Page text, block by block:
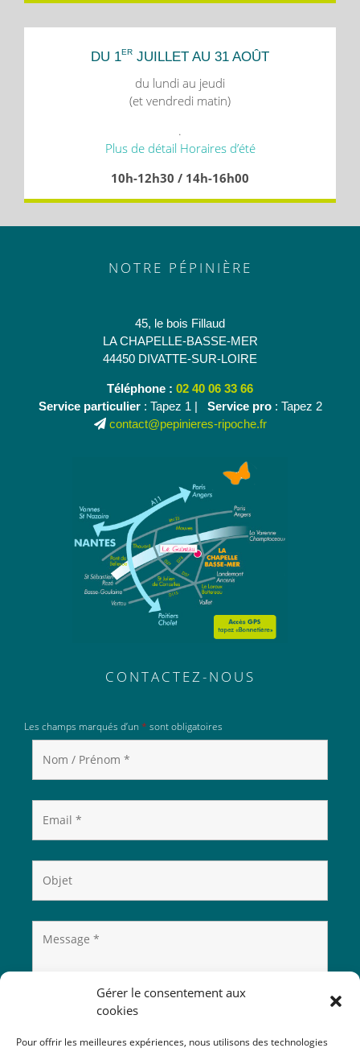
Gérer le consentement aux
cookies
Pour offrir les meilleures expériences, nous utilisons des technologies
DU 1ER JUILLET AU 31 AOÛT
du lundi au jeudi
(et vendredi matin)
.
Plus de détail Horaires d’été
10h-12h30 / 14h-16h00
NOTRE PÉPINIÈRE
45, le bois Fillaud
LA CHAPELLE-BASSE-MER
44450 DIVATTE-SUR-LOIRE
Téléphone : 02 40 06 33 66
Service particulier: Tapez 1 | Service pro: Tapez 2
contact@pepinieres-ripoche.fr
CONTACTEZ-NOUS
Les champs marqués d’un * sont obligatoires